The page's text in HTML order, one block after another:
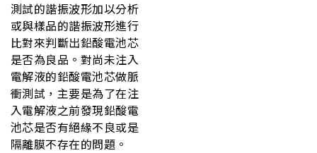
測試的諧振波形加以分析
或與樣品的諧振波形進行
比對來判斷出鉛酸電池芯
是否為良品。對尚未注入
電解液的鉛酸電池芯做脈
衝測試，主要是為了在注
入電解液之前發現鉛酸電
池芯是否有絕緣不良或是
隔離膜不存在的問題。